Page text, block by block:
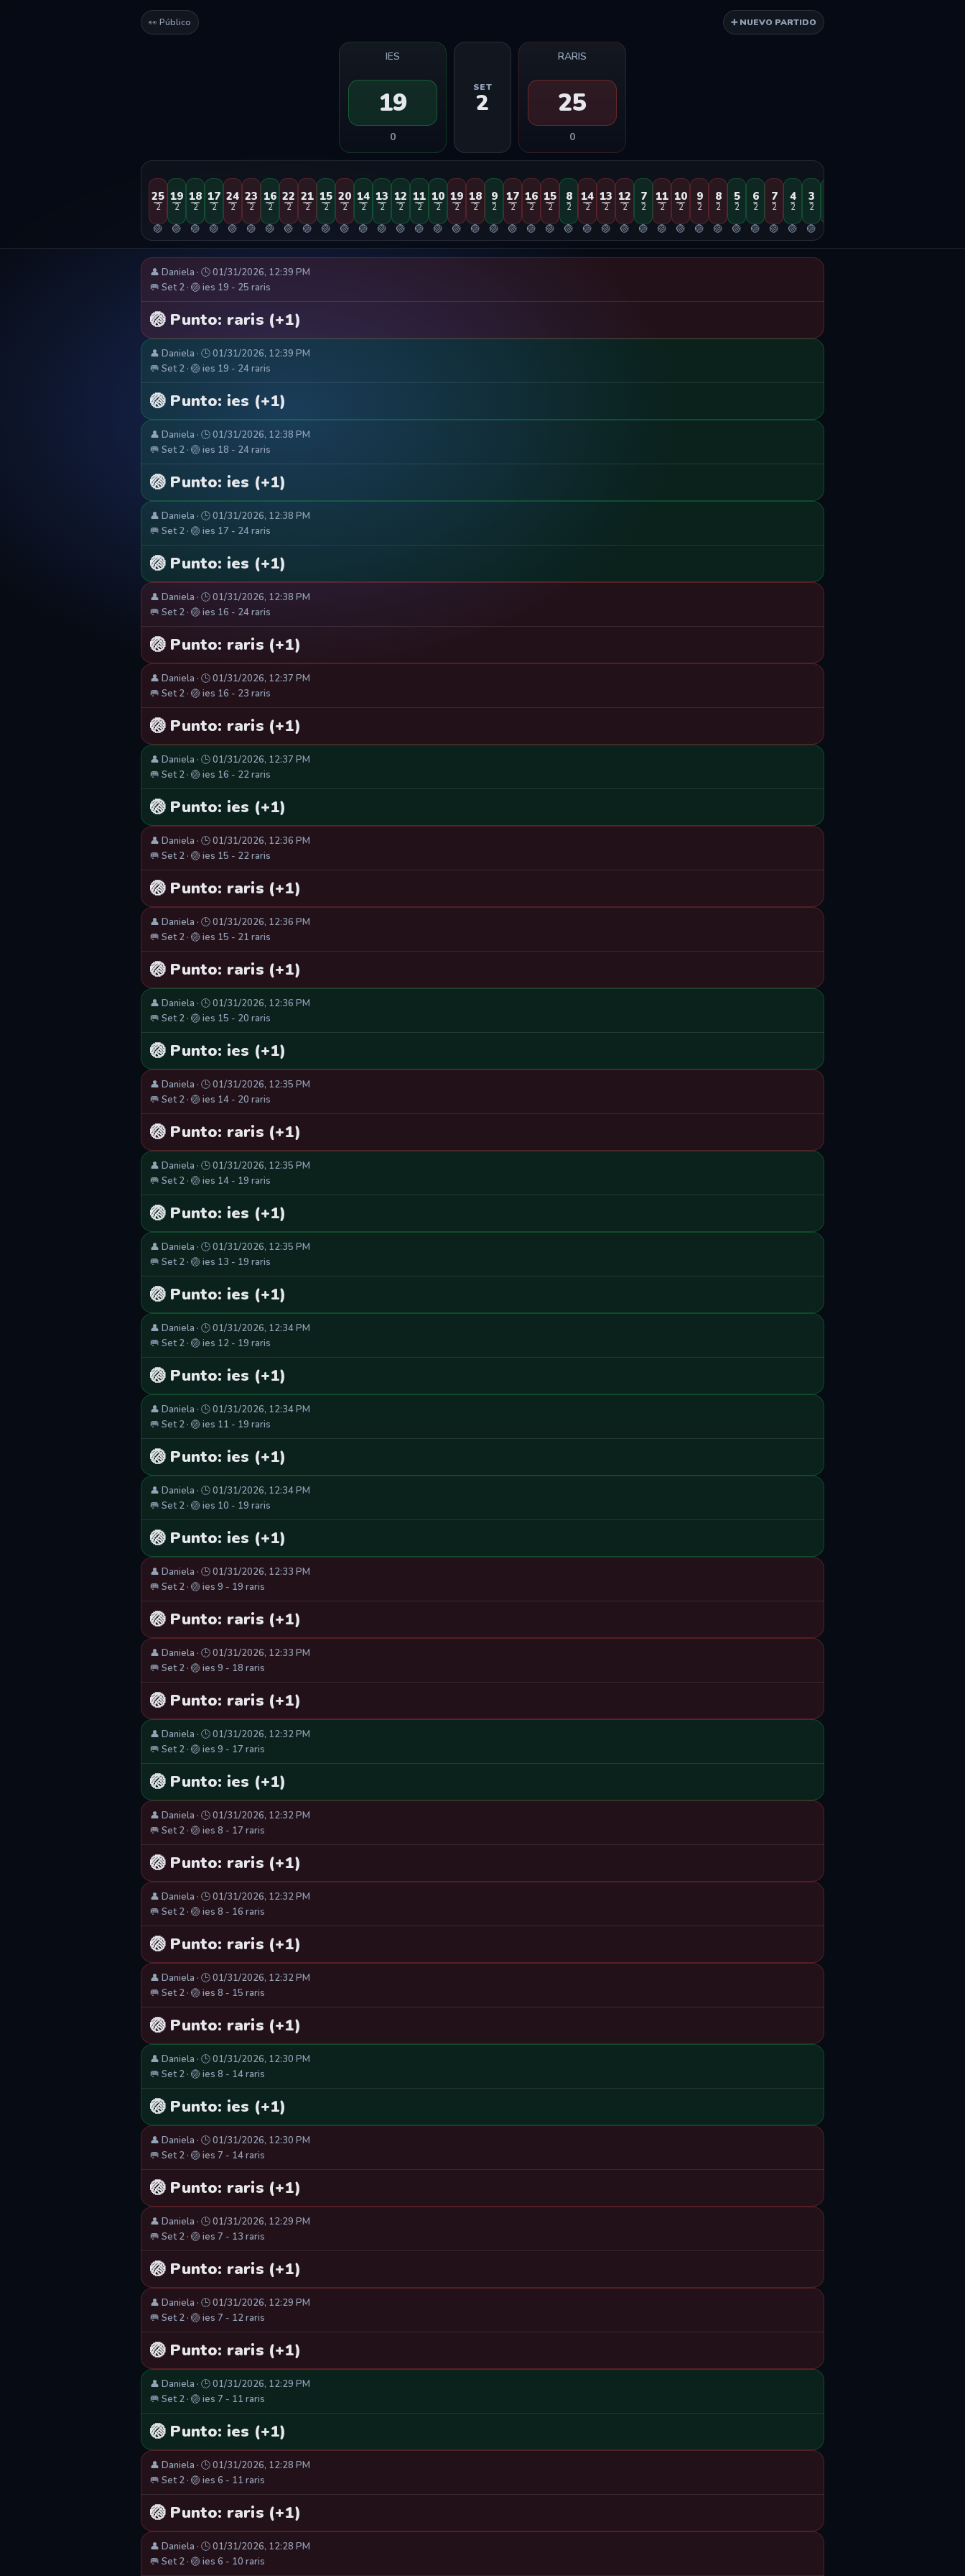
👀 Público ➕ NUEVO PARTIDO
IES
19
0
SET
2
RARIS
25
0
25
2
🏐
19
2
🏐
18
2
🏐
17
2
🏐
24
2
🏐
23
2
🏐
16
2
🏐
22
2
🏐
21
2
🏐
15
2
🏐
20
2
🏐
14
2
🏐
13
2
🏐
12
2
🏐
11
2
🏐
10
2
🏐
19
2
🏐
18
2
🏐
9
2
🏐
17
2
🏐
16
2
🏐
15
2
🏐
8
2
🏐
14
2
🏐
13
2
🏐
12
2
🏐
7
2
🏐
11
2
🏐
10
2
🏐
9
2
🏐
8
2
🏐
5
2
🏐
6
2
🏐
7
2
🏐
4
2
🏐
3
2
🏐
👤 Daniela · 🕒 01/31/2026, 12:39 PM
🥅 Set 2 · 🏐 ies 19 - 25 raris
🏐 Punto: raris (+1)
👤 Daniela · 🕒 01/31/2026, 12:39 PM
🥅 Set 2 · 🏐 ies 19 - 24 raris
🏐 Punto: ies (+1)
👤 Daniela · 🕒 01/31/2026, 12:38 PM
🥅 Set 2 · 🏐 ies 18 - 24 raris
🏐 Punto: ies (+1)
👤 Daniela · 🕒 01/31/2026, 12:38 PM
🥅 Set 2 · 🏐 ies 17 - 24 raris
🏐 Punto: ies (+1)
👤 Daniela · 🕒 01/31/2026, 12:38 PM
🥅 Set 2 · 🏐 ies 16 - 24 raris
🏐 Punto: raris (+1)
👤 Daniela · 🕒 01/31/2026, 12:37 PM
🥅 Set 2 · 🏐 ies 16 - 23 raris
🏐 Punto: raris (+1)
👤 Daniela · 🕒 01/31/2026, 12:37 PM
🥅 Set 2 · 🏐 ies 16 - 22 raris
🏐 Punto: ies (+1)
👤 Daniela · 🕒 01/31/2026, 12:36 PM
🥅 Set 2 · 🏐 ies 15 - 22 raris
🏐 Punto: raris (+1)
👤 Daniela · 🕒 01/31/2026, 12:36 PM
🥅 Set 2 · 🏐 ies 15 - 21 raris
🏐 Punto: raris (+1)
👤 Daniela · 🕒 01/31/2026, 12:36 PM
🥅 Set 2 · 🏐 ies 15 - 20 raris
🏐 Punto: ies (+1)
👤 Daniela · 🕒 01/31/2026, 12:35 PM
🥅 Set 2 · 🏐 ies 14 - 20 raris
🏐 Punto: raris (+1)
👤 Daniela · 🕒 01/31/2026, 12:35 PM
🥅 Set 2 · 🏐 ies 14 - 19 raris
🏐 Punto: ies (+1)
👤 Daniela · 🕒 01/31/2026, 12:35 PM
🥅 Set 2 · 🏐 ies 13 - 19 raris
🏐 Punto: ies (+1)
👤 Daniela · 🕒 01/31/2026, 12:34 PM
🥅 Set 2 · 🏐 ies 12 - 19 raris
🏐 Punto: ies (+1)
👤 Daniela · 🕒 01/31/2026, 12:34 PM
🥅 Set 2 · 🏐 ies 11 - 19 raris
🏐 Punto: ies (+1)
👤 Daniela · 🕒 01/31/2026, 12:34 PM
🥅 Set 2 · 🏐 ies 10 - 19 raris
🏐 Punto: ies (+1)
👤 Daniela · 🕒 01/31/2026, 12:33 PM
🥅 Set 2 · 🏐 ies 9 - 19 raris
🏐 Punto: raris (+1)
👤 Daniela · 🕒 01/31/2026, 12:33 PM
🥅 Set 2 · 🏐 ies 9 - 18 raris
🏐 Punto: raris (+1)
👤 Daniela · 🕒 01/31/2026, 12:32 PM
🥅 Set 2 · 🏐 ies 9 - 17 raris
🏐 Punto: ies (+1)
👤 Daniela · 🕒 01/31/2026, 12:32 PM
🥅 Set 2 · 🏐 ies 8 - 17 raris
🏐 Punto: raris (+1)
👤 Daniela · 🕒 01/31/2026, 12:32 PM
🥅 Set 2 · 🏐 ies 8 - 16 raris
🏐 Punto: raris (+1)
👤 Daniela · 🕒 01/31/2026, 12:32 PM
🥅 Set 2 · 🏐 ies 8 - 15 raris
🏐 Punto: raris (+1)
👤 Daniela · 🕒 01/31/2026, 12:30 PM
🥅 Set 2 · 🏐 ies 8 - 14 raris
🏐 Punto: ies (+1)
👤 Daniela · 🕒 01/31/2026, 12:30 PM
🥅 Set 2 · 🏐 ies 7 - 14 raris
🏐 Punto: raris (+1)
👤 Daniela · 🕒 01/31/2026, 12:29 PM
🥅 Set 2 · 🏐 ies 7 - 13 raris
🏐 Punto: raris (+1)
👤 Daniela · 🕒 01/31/2026, 12:29 PM
🥅 Set 2 · 🏐 ies 7 - 12 raris
🏐 Punto: raris (+1)
👤 Daniela · 🕒 01/31/2026, 12:29 PM
🥅 Set 2 · 🏐 ies 7 - 11 raris
🏐 Punto: ies (+1)
👤 Daniela · 🕒 01/31/2026, 12:28 PM
🥅 Set 2 · 🏐 ies 6 - 11 raris
🏐 Punto: raris (+1)
👤 Daniela · 🕒 01/31/2026, 12:28 PM
🥅 Set 2 · 🏐 ies 6 - 10 raris